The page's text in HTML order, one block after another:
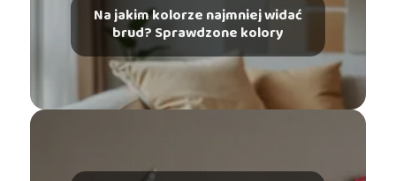
Na jakim kolorze najmniej widać
brud? Sprawdzone kolory